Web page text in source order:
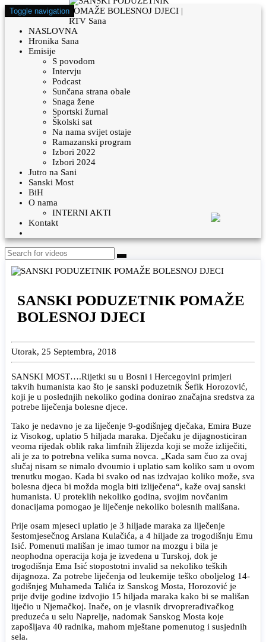
Toggle navigation
NASLOVNA
Hronika Sana
Emisije
S povodom
Intervju
Podcast
Sunčana strana obale
Snaga žene
Sportski žurnal
Školski sat
Na nama svijet ostaje
Ramazanski program
Izbori 2022
Izbori 2024
Jutro na Sani
Sanski Most
BiH
O nama
INTERNI AKTI
Kontakt
SANSKI PODUZETNIK POMAŽE
BOLESNOJ DJECI
Utorak, 25 Septembra, 2018
SANSKI MOST….Rijetki su u Bosni i Hercegovini primjeri
takvih humanista kao što je sanski poduzetnik Šefik Horozović,
koji je u poslednjih nekoliko godina donirao značajna sredstva za
potrebe liječenja bolesne djece.
Tako je nedavno je za liječenje 9-godišnjeg dječaka, Emira Buze
iz Visokog, uplatio 5 hiljada maraka. Dječaku je dijagnosticiran
veoma rijedak oblik raka limfnih žlijezda koji se može izliječiti,
ali je za to potrebna velika suma novca. „Kada sam čuo za ovaj
slučaj nisam se nimalo dvoumio i uplatio sam koliko sam u ovom
trenutku mogao. Kada bi svako od nas izdvajao koliko može, sva
bolesna djeca bi možda mogla biti izliječena“, kaže ovaj sanski
humanista. U proteklih nekoliko godina, svojim novčanim
donacijama pomogao je liječenje nekoliko bolesnih mališana.
Prije osam mjeseci uplatio je 3 hiljade maraka za liječenje
šestomjesečnog Arslana Kulačića, a 4 hiljade za trogodišnju Emu
Isić. Pomenuti mališan je imao tumor na mozgu i bila je
neophodna operacija koja je izvedena u Turskoj, dok je
trogodišnja Ema Isić stopostotni invalid sa nekoliko teških
dijagnoza. Za potrebe liječenja od leukemije teško oboljelog 14-
godišnjeg Muhameda Talića iz Sanskog Mosta, Horozović je
prije dvije godine izdvojio 15 hiljada maraka kako bi se mališan
liječio u Njemačkoj. Inače, on je vlasnik drvoprerađivačkog
preduzeća u selu Naprelje, nadomak Sanskog Mosta koje
zapošljava 40 radnika, mahom mještane pomenutog i susjednih
sela.